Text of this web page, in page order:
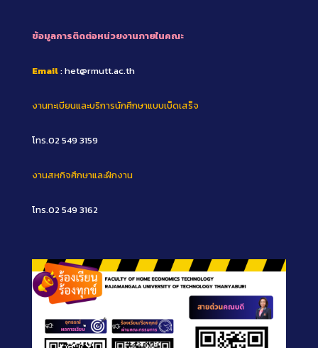
ข้อมูลการติดต่อหน่วยงานภายในคณะ
Email: het@rmutt.ac.th
งานทะเบียนและบริการนักศึกษาแบบเบ็ดเสร็จ
โทร.02 549 3159
งานสหกิจศึกษาและฝึกงาน
โทร.02 549 3162